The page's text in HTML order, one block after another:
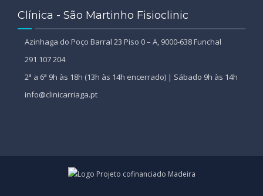
Clínica - São Martinho Fisioclinic
Azinhaga do Poço Barral 23 Piso 0 – A, 9000-638 Funchal
291 107 204
2ª a 6ª 9h às 18h (13h às 14h encerrado) | Sábado 9h às 14h
info@clinicarriaga.pt